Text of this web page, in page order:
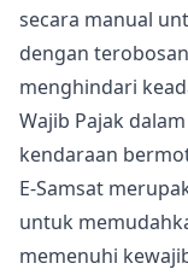
secara manual
dengan
menghindari
Wajib Pajak
kendaraan
E-Samsat
untuk
memenuhi